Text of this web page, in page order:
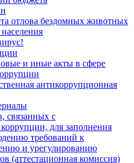
отлова бездомных животных
и иные акты в сфере
антикоррупционная
связанных с
для заполнения
требований к
и урегулированию
(аттестационная комиссия)